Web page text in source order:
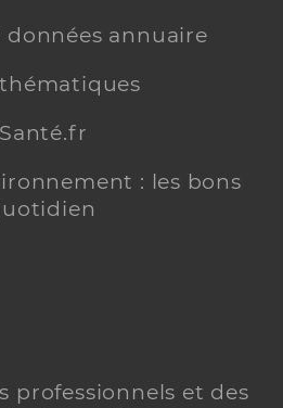
données annuaire
thématiques
: les bons
professionnels et des